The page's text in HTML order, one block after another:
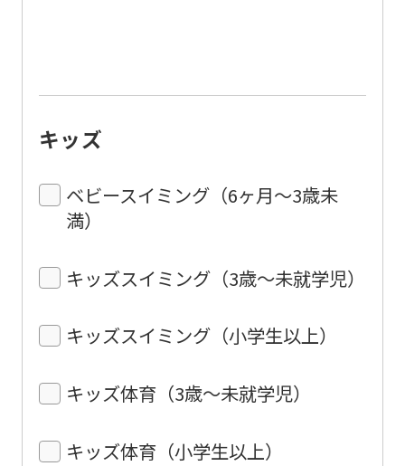
キッズ
ベビースイミング（6ヶ月〜3歳未
満）
キッズスイミング（3歳〜未就学児）
キッズスイミング（小学生以上）
キッズ体育（3歳〜未就学児）
キッズ体育（小学生以上）